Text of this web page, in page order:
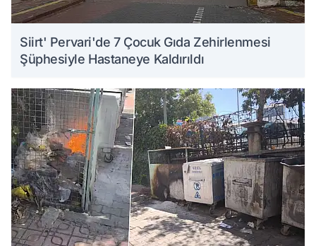
Siirt' Pervari'de 7 Çocuk Gıda Zehirlenmesi
Şüphesiyle Hastaneye Kaldırıldı